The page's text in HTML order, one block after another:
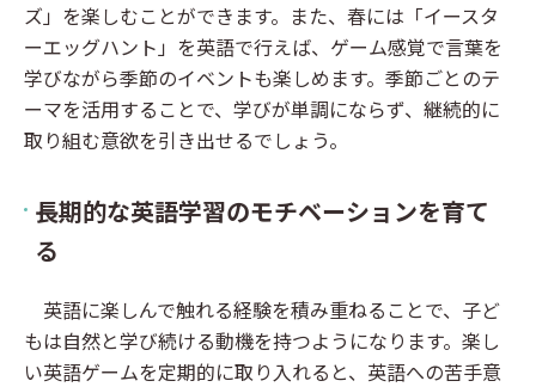
ズ」を楽しむことができます。また、春には「イースタ
ーエッグハント」を英語で行えば、ゲーム感覚で言葉を
学びながら季節のイベントも楽しめます。季節ごとのテ
ーマを活用することで、学びが単調にならず、継続的に
取り組む意欲を引き出せるでしょう。
長期的な英語学習のモチベーションを育て
る
英語に楽しんで触れる経験を積み重ねることで、子ど
もは自然と学び続ける動機を持つようになります。楽し
い英語ゲームを定期的に取り入れると、英語への苦手意